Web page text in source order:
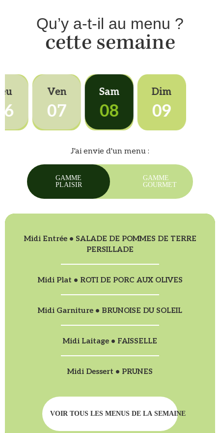
Qu’y a-t-il au menu ?
cette semaine
Ven
07
Sam
08
Dim
09
J'ai envie d'un menu :
GAMME
PLAISIR
GAMME
GOURMET
Midi Entrée • SALADE DE POMMES DE TERRE
PERSILLADE
Midi Plat • ROTI DE PORC AUX OLIVES
Midi Garniture • BRUNOISE DU SOLEIL
Midi Laitage • FAISSELLE
Midi Dessert • PRUNES
VOIR TOUS LES MENUS DE LA SEMAINE